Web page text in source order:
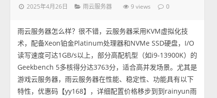
2025年4月26日 雨云服务器 9 views 0
雨云服务器怎么样？很不错，云服务器采用KVM虚拟化技
术，配备Xeon铂金Platinum处理器和NVMe SSD硬盘，I/O
读写速度可达1GB/s以上，部分高配机型（如i9-13900K）的
Geekbench 5多核得分达3763分，适合高并发场景。尤其是
游戏云服务器，雨云服务器在性能、稳定性、功能具有以下
特性，优惠码【yy168】，详细配置价格移步到到rainyun雨